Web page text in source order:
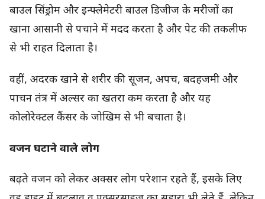
बाउल सिंड्रोम और इन्फ्लेमेटरी बाउल डिजीज के मरीजों का
खाना आसानी से पचाने में मदद करता है और पेट की तकलीफ
से भी राहत दिलाता है।
वहीं, अदरक खाने से शरीर की सूजन, अपच, बदहजमी और
पाचन तंत्र में अल्सर का खतरा कम करता है और यह
कोलोरेक्टल कैंसर के जोखिम से भी बचाता है।
वजन घटाने वाले लोग
बढ़ते वजन को लेकर अक्सर लोग परेशान रहते हैं, इसके लिए